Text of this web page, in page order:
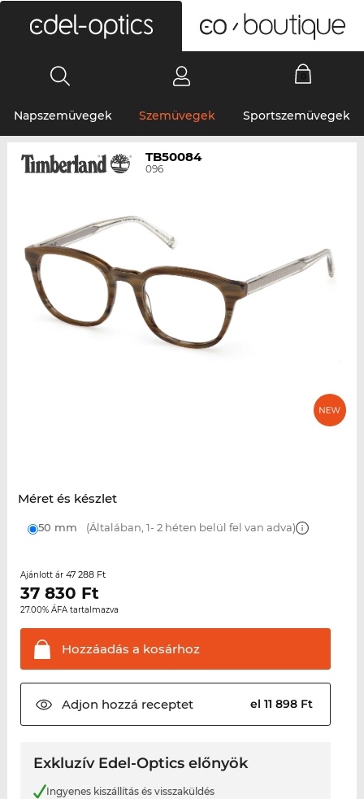
Napszemüvegek Szemüvegek Sportszemüvegek
TB50084
096
Méret és készlet
50 mm (Általában, 1- 2 héten belül fel van adva)
Ajánlott ár 47 288 Ft
37 830 Ft
27.00% ÁFA tartalmazva
Hozzáadás a kosárhoz
Adjon hozzá receptet el 11 898 Ft
Exkluzív Edel-Optics előnyök
Ingyenes kiszállítás és visszaküldés